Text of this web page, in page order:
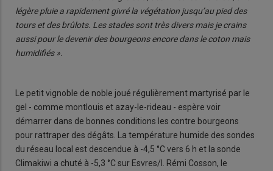
légère pluie a rapidement givré la végétation jusqu’au pied des
tours et des brûlots. Les stades sont très divers mais je crains
aussi pour le devenir des bourgeons encore dans le coton mais
humidifiés ».
Le petit vignoble de noble joué régulièrement martyrisé par le
gel - comme montlouis et azay-le-rideau - espère voir
démarrer dans de bonnes conditions les contre bourgeons
pour rattraper des dégâts. La température humide des sondes
du réseau local est descendue à -4,5 °C vers 6 h et la sonde
Climakiwi a chuté à -5,3 °C sur Esvres/I. Rémi Cosson, le